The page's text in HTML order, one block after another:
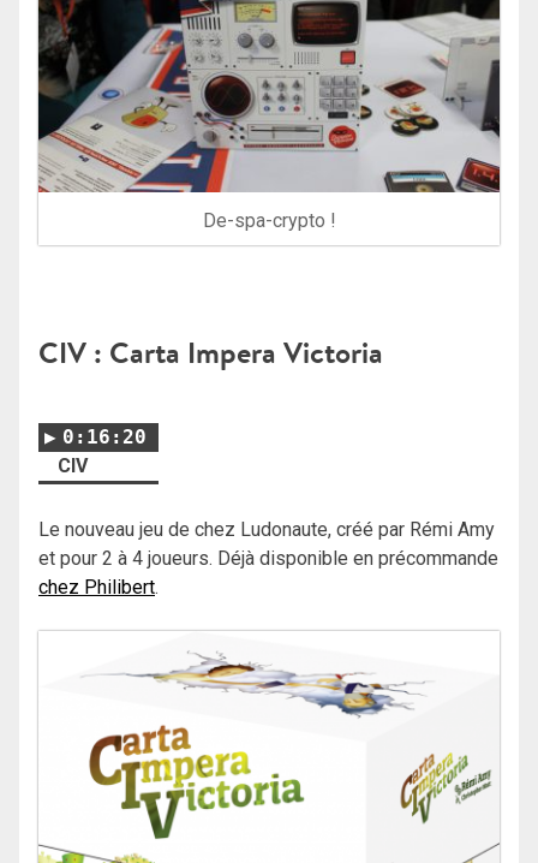
De-spa-crypto !
CIV : Carta Impera Victoria
0:16:20
CIV
Le nouveau jeu de chez Ludonaute, créé par Rémi Amy
et pour 2 à 4 joueurs. Déjà disponible en précommande
chez Philibert.